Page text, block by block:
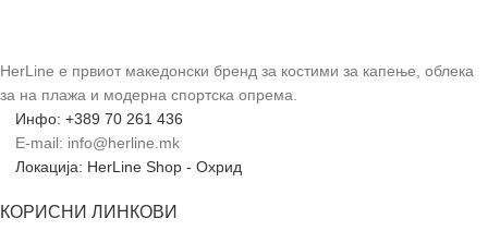
HerLine е првиот македонски бренд за костими за капење, облека
за на плажа и модерна спортска опрема.
Инфо: +389 70 261 436
E-mail: info@herline.mk
Локација: HerLine Shop - Охрид
КОРИСНИ ЛИНКОВИ